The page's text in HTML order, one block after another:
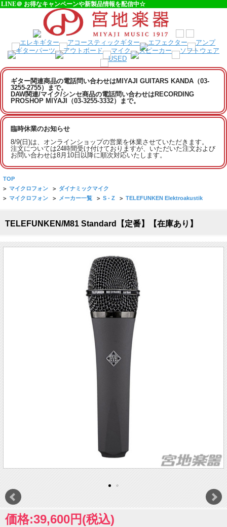
LINE＠ お得なキャンペーンや新製品情報を配信中☆
ギター関連商品の電話問い合わせはMIYAJI GUITARS KANDA（03-
3255-2755）まで。
DAW関連/マイク/シンセ商品の電話問い合わせはRECORDING
PROSHOP MIYAJI（03-3255-3332）まで。
臨時休業のお知らせ
8/9(日)は、オンラインショップの営業を休業させていただきます。
注文については24時間受け付けておりますが、いただいた注文および
お問い合わせは8月10日以降に順次対応いたします。
TOP
> マイクロフォン > ダイナミックマイク
> マイクロフォン > メーカー一覧 > S - Z > TELEFUNKEN Elektroakustik
TELEFUNKEN/M81 Standard【定番】【在庫あり】
価格:39,600円(税込)